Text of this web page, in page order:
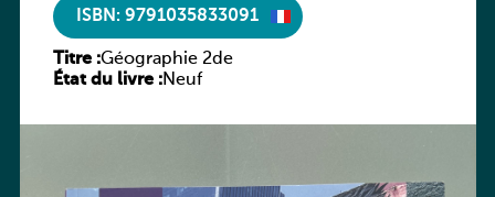
ISBN: 9791035833091
Titre :Géographie 2de
État du livre :Neuf